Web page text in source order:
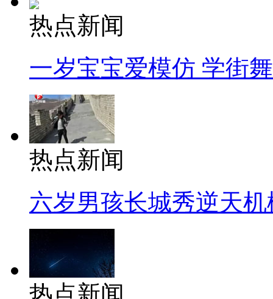
热点新闻
一岁宝宝爱模仿 学街
热点新闻
六岁男孩长城秀逆天机
热点新闻